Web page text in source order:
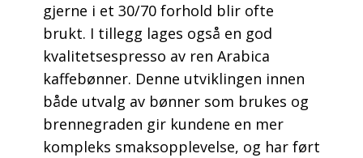
gjerne i et 30/70 forhold blir ofte
brukt. I tillegg lages også en god
kvalitetsespresso av ren Arabica
kaffebønner. Denne utviklingen innen
både utvalg av bønner som brukes og
brennegraden gir kundene en mer
kompleks smaksopplevelse, og har ført